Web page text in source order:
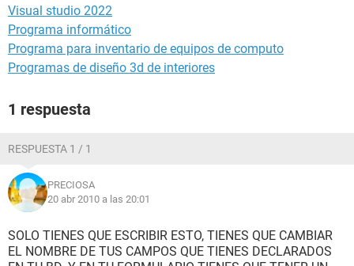
Visual studio 2022
Programa informático
Programa para inventario de equipos de computo
Programas de diseño 3d de interiores
1 respuesta
RESPUESTA 1 / 1
PRECIOSA
20 abr 2010 a las 20:01
SOLO TIENES QUE ESCRIBIR ESTO, TIENES QUE CAMBIAR
EL NOMBRE DE TUS CAMPOS QUE TIENES DECLARADOS